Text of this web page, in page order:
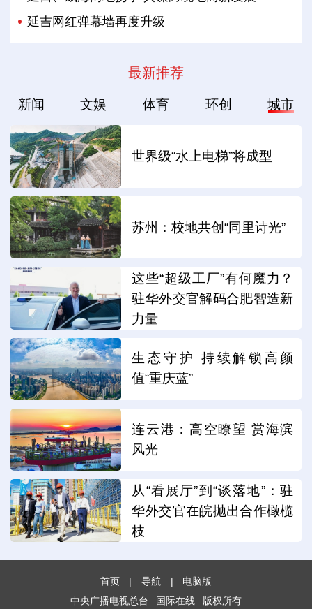
延吉网红弹幕墙再度升级
最新推荐
新闻 文娱 体育 环创 城市
世界级“水上电梯”将成型
苏州：校地共创“同里诗光”
这些“超级工厂”有何魔力？
驻华外交官解码合肥智造新
力量
生态守护 持续解锁高颜
值“重庆蓝”
连云港：高空瞭望 赏海滨
风光
从“看展厅”到“谈落地”：驻
华外交官在皖抛出合作橄榄
枝
首页 | 导航 |
电脑版
中央广播电视总台
国际在线 版权所有